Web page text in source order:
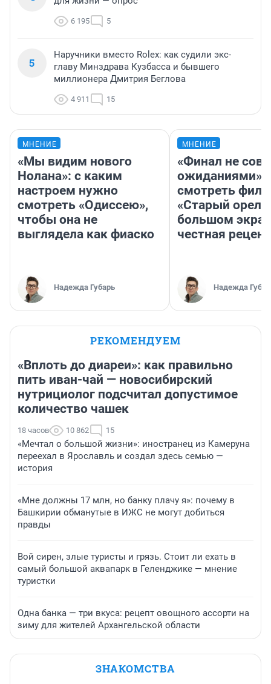
6 195 5
5
Наручники вместо Rolex: как судили экс-
главу Минздрава Кузбасса и бывшего
миллионера Дмитрия Беглова
4 911 15
МНЕНИЕ
«Мы видим нового
Нолана»: с каким
настроем нужно
смотреть «Одиссею»,
чтобы она не
выглядела как фиаско
Надежда Губарь
МНЕНИЕ
«Финал не
ожиданиями»:
смотреть
«Старый орел»
большом
честная
Надежда
РЕКОМЕНДУЕМ
«Вплоть до диареи»: как правильно
пить иван-чай — новосибирский
нутрициолог подсчитал допустимое
количество чашек
18 часов 10 862 15
«Мечтал о большой жизни»: иностранец из Камеруна
переехал в Ярославль и создал здесь семью —
история
«Мне должны 17 млн, но банку плачу я»: почему в
Башкирии обманутые в ИЖС не могут добиться
правды
Вой сирен, злые туристы и грязь. Стоит ли ехать в
самый большой аквапарк в Геленджике — мнение
туристки
Одна банка — три вкуса: рецепт овощного ассорти на
зиму для жителей Архангельской области
ЗНАКОМСТВА